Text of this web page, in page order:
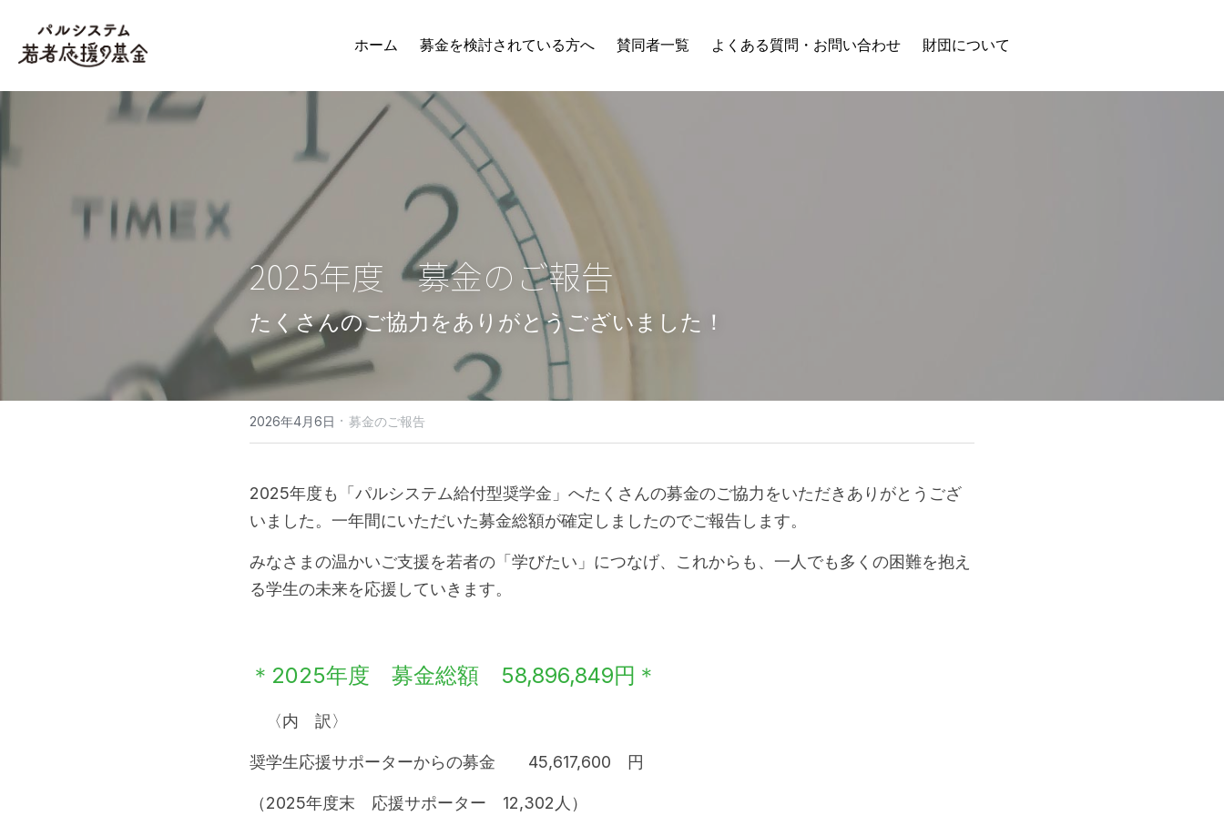
ホーム 募金を検討されている方へ 賛同者一覧 よくある質問・お問い合わせ 財団について
2025年度　募金のご報告
たくさんのご協力をありがとうございました！
2026年4月6日 · 募金のご報告
2025年度も「パルシステム給付型奨学金」へたくさんの募金のご協力をいただきありがとうござ
いました。一年間にいただいた募金総額が確定しましたのでご報告します。
みなさまの温かいご支援を若者の「学びたい」につなげ、これからも、一人でも多くの困難を抱え
る学生の未来を応援していきます。
＊2025年度　募金総額　58,896,849円＊
〈内　訳〉
奨学生応援サポーターからの募金　　45,617,600　円
（2025年度末　応援サポーター　12,302人）